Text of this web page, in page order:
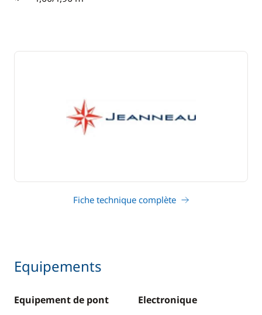
tirant d'eau
Fiche technique complète
Equipements
Equipement de pont
Electronique